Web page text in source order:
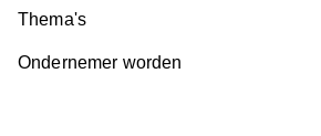
Thema's
Ondernemer worden